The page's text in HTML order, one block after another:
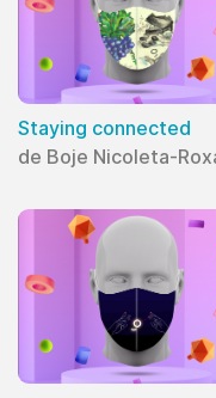
Staying connected
de Boje Nicoleta-